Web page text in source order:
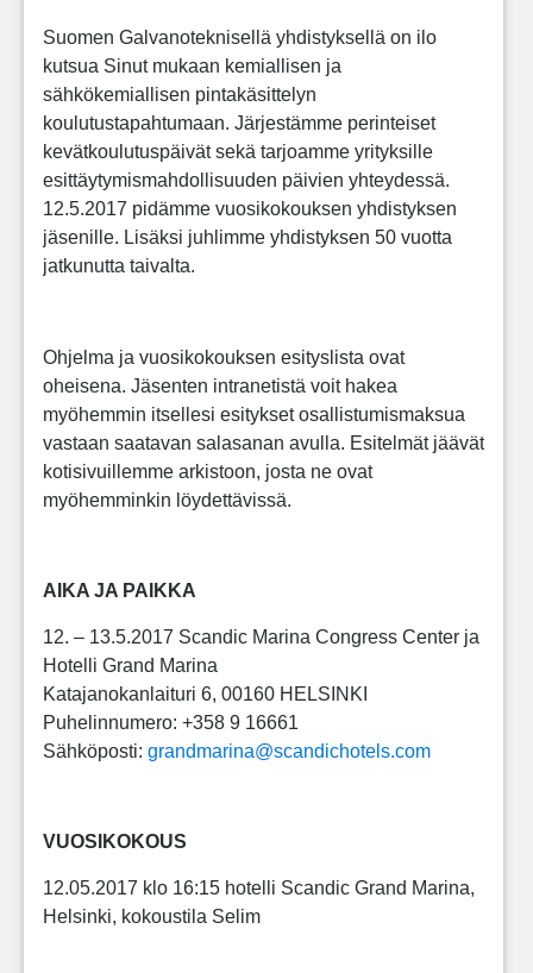
Suomen Galvanoteknisellä yhdistyksellä on ilo
kutsua Sinut mukaan kemiallisen ja
sähkökemiallisen pintakäsittelyn
koulutustapahtumaan. Järjestämme perinteiset
kevätkoulutuspäivät sekä tarjoamme yrityksille
esittäytymismahdollisuuden päivien yhteydessä.
12.5.2017 pidämme vuosikokouksen yhdistyksen
jäsenille. Lisäksi juhlimme yhdistyksen 50 vuotta
jatkunutta taivalta.
Ohjelma ja vuosikokouksen esityslista ovat
oheisena. Jäsenten intranetistä voit hakea
myöhemmin itsellesi esitykset osallistumismaksua
vastaan saatavan salasanan avulla. Esitelmät jäävät
kotisivuillemme arkistoon, josta ne ovat
myöhemminkin löydettävissä.
AIKA JA PAIKKA
12. – 13.5.2017 Scandic Marina Congress Center ja
Hotelli Grand Marina
Katajanokanlaituri 6, 00160 HELSINKI
Puhelinnumero: +358 9 16661
Sähköposti: grandmarina@scandichotels.com
VUOSIKOKOUS
12.05.2017 klo 16:15 hotelli Scandic Grand Marina,
Helsinki, kokoustila Selim